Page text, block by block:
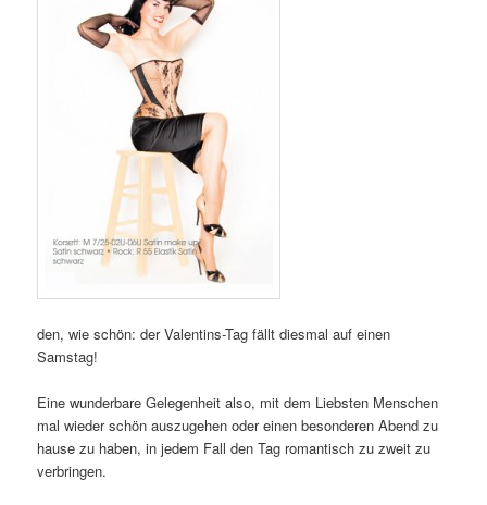
den, wie schön: der Valentins-Tag fällt diesmal auf einen
Samstag!
Eine wunderbare Gelegenheit also, mit dem Liebsten Menschen
mal wieder schön auszugehen oder einen besonderen Abend zu
hause zu haben, in jedem Fall den Tag romantisch zu zweit zu
verbringen.